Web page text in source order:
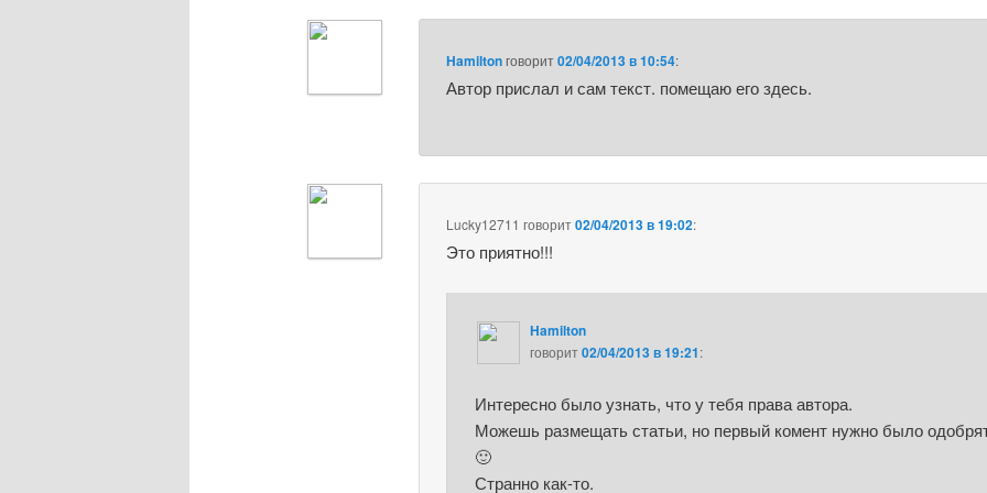
Hamilton говорит02/04/2013 в 10:54:
Автор прислал и сам текст. помещаю его здесь.
Lucky12711 говорит02/04/2013 в 19:02:
Это приятно!!!
Hamilton
говорит02/04/2013 в 19:21:
Интересно было узнать, что у тебя права автора.
Можешь размещать статьи, но первый комент нужно было
🙂
Странно как-то.